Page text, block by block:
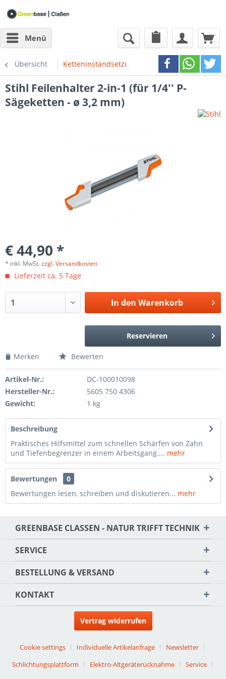
Menü
Übersicht Ketteninstandsetzung
Stihl Feilenhalter 2-in-1 (für 1/4'' P-
Sägeketten - ø 3,2 mm)
€ 44,90 *
* inkl. MwSt.zzgl. Versandkosten
Lieferzeit ca. 5 Tage
In den Warenkorb
Reservieren
Merken Bewerten
Artikel-Nr.:
DC-100010098
Hersteller-Nr.:
5605 750 4306
Gewicht:
1 kg
Beschreibung
Praktisches Hilfsmittel zum schnellen Schärfen von Zahn
und Tiefenbegrenzer in einem Arbeitsgang.... mehr
Bewertungen
0
Bewertungen lesen, schreiben und diskutieren... mehr
GREENBASE CLASSEN - NATUR TRIFFT TECHNIK
SERVICE
BESTELLUNG & VERSAND
KONTAKT
Vertrag widerrufen
Cookie settings Individuelle Artikelanfrage
Newsletter
Schlichtungsplattform
Elektro-Altgeräterücknahme
Service